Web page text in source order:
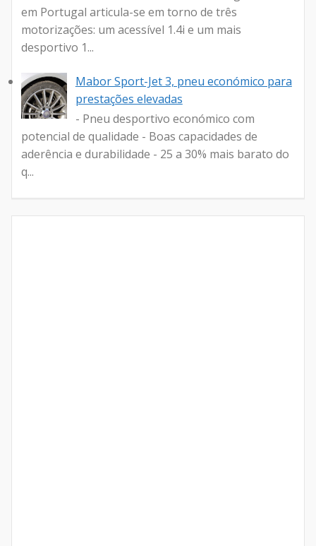
em Portugal articula-se em torno de três
motorizações: um acessível 1.4i e um mais
desportivo 1...
Mabor Sport-Jet 3, pneu económico para
prestações elevadas
- Pneu desportivo económico com
potencial de qualidade - Boas capacidades de
aderência e durabilidade - 25 a 30% mais barato do
q...